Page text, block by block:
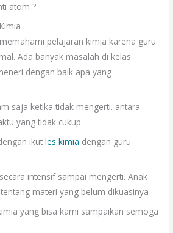
atom ?
pelajaran kimia karena guru
Ada banyak masalah di kelas
dengan baik apa yang
saja ketika tidak mengerti. antara
yang tidak cukup.
ikutles kimia dengan guru
intensif sampai mengerti. Anak
materi yang belum dikuasinya
yang bisa kami sampaikan semoga